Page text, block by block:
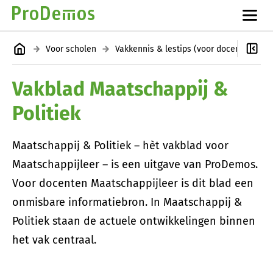
Voor scholen
Vakblad Maatschappij &
Politiek
Maatschappij & Politiek – hèt vakblad voor
Maatschappijleer – is een uitgave van ProDemos.
Voor docenten Maatschappijleer is dit blad een
onmisbare informatiebron. In Maatschappij &
Politiek staan de actuele ontwikkelingen binnen
het vak centraal.